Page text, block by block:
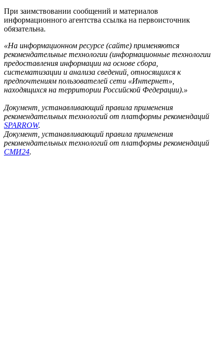
При заимствовании сообщений и материалов
информационного агентства ссылка на первоисточник
обязательна.
«На информационном ресурсе (сайте) применяются
рекомендательные технологии (информационные технологии
предоставления информации на основе сбора,
систематизации и анализа сведений, относящихся к
предпочтениям пользователей сети «Интернет»,
находящихся на территории Российской Федерации).»
Документ, устанавливающий правила применения
рекомендательных технологий от платформы рекомендаций
SPARROW.
Документ, устанавливающий правила применения
рекомендательных технологий от платформы рекомендаций
СМИ24.